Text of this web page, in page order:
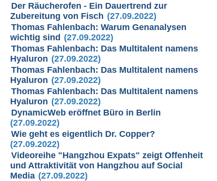
Der Räucherofen - Ein Dauertrend zur
Zubereitung von Fisch (27.09.2022)
Thomas Fahlenbach: Warum Genanalysen
wichtig sind (27.09.2022)
Thomas Fahlenbach: Das Multitalent namens
Hyaluron (27.09.2022)
Thomas Fahlenbach: Das Multitalent namens
Hyaluron (27.09.2022)
Thomas Fahlenbach: Das Multitalent namens
Hyaluron (27.09.2022)
DynamicWeb eröffnet Büro in Berlin
(27.09.2022)
Wie geht es eigentlich Dr. Copper?
(27.09.2022)
Videoreihe "Hangzhou Expats" zeigt Offenheit
und Attraktivität von Hangzhou auf Social
Media (27.09.2022)